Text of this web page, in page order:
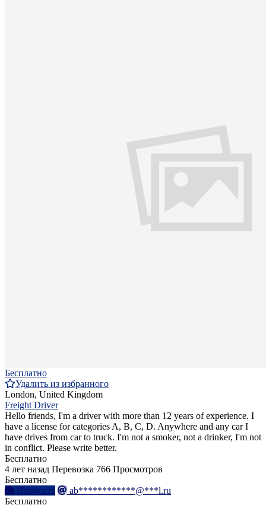
Бесплатно
Удалить из избранного
London, United Kingdom
Freight Driver
Hello friends, I'm a driver with more than 12 years of experience. I
have a license for categories A, B, C, D. Anywhere and any car I
have drives from car to truck. I'm not a smoker, not a drinker, I'm not
in conflict. Please write better.
Бесплатно
4 лет назад Перевозка 766 Просмотров
Бесплатно
Написать
ab************@***l.ru
Бесплатно